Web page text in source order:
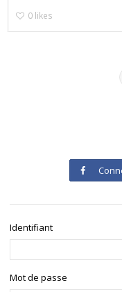
0 likes
Identifiant
Mot de passe